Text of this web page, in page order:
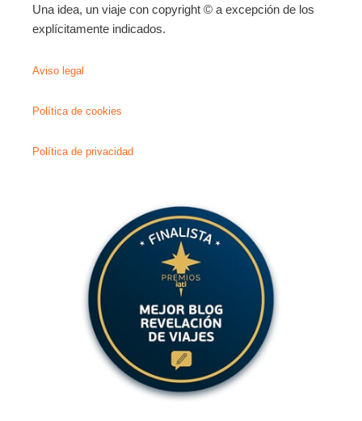
Una idea, un viaje con copyright © a excepción de los
explícitamente indicados.
Aviso legal
Política de cookies
Política de privacidad